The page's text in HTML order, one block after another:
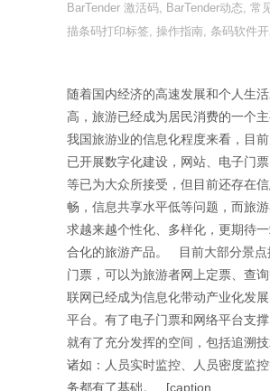
BarTender 激活码, BarTender动态, 常
描条码打印标签, 操作指南, 条码软件
随着国内经济的高速发展和个人生
高，旅游已经成为居民消费的一个
我国旅游业的信息化程度来看，目
已开展数字化建设，网站、电子门
等已为大众所接受，但目前还存在
畅，信息共享水平低等问题，而旅
求越来越个性化、多样化，更期待
合化的旅游产品。 目前大部分景点
门票，可以为旅游者网上定票、查
联网已经成为信息化带动产业化发
平台。有了电子门票和网络平台支
就有了充分发挥的空间，包括追溯技
诸如：人员实时监控、人员密度监
务都有了基础。 [caption